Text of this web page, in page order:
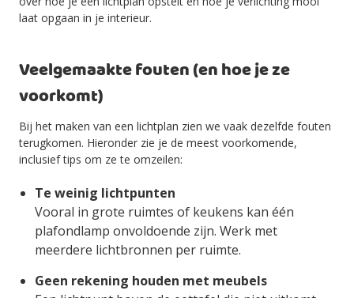
laat opgaan in je interieur.
Veelgemaakte fouten (en hoe je ze
voorkomt)
Bij het maken van een lichtplan zien we vaak dezelfde fouten
terugkomen. Hieronder zie je de meest voorkomende,
inclusief tips om ze te omzeilen:
Te weinig lichtpunten
Vooral in grote ruimtes of keukens kan één
plafondlamp onvoldoende zijn. Werk met
meerdere lichtbronnen per ruimte.
Geen rekening houden met meubels